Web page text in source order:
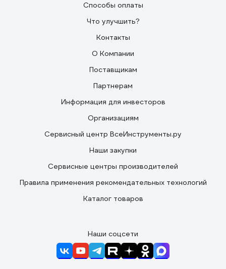
Способы оплаты
Что улучшить?
Контакты
О Компании
Поставщикам
Партнерам
Информация для инвесторов
Организациям
Сервисный центр ВсеИнструменты.ру
Наши закупки
Сервисные центры производителей
Правила применения рекомендательных технологий
Каталог товаров
Наши соцсети